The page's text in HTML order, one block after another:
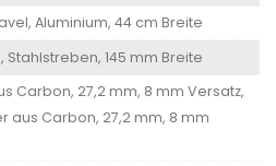
Aluminium, 44 cm Breite
145 mm Breite
Carbon, 27,2 mm, 8 mm Versatz,
aus Carbon, 27,2 mm, 8 mm